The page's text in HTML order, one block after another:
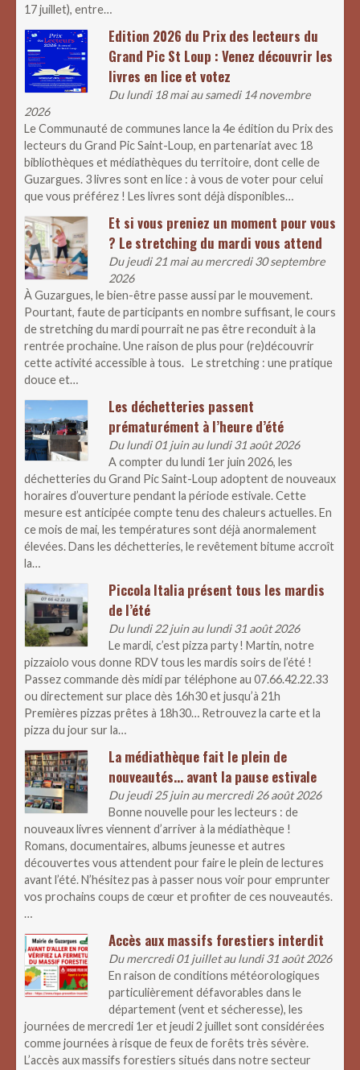
17 juillet), entre…
Edition 2026 du Prix des lecteurs du
Grand Pic St Loup : Venez découvrir les
livres en lice et votez
Du lundi 18 mai au samedi 14 novembre
2026
Le Communauté de communes lance la 4e édition du Prix des
lecteurs du Grand Pic Saint-Loup, en partenariat avec 18
bibliothèques et médiathèques du territoire, dont celle de
Guzargues. 3 livres sont en lice : à vous de voter pour celui
que vous préférez ! Les livres sont déjà disponibles…
Et si vous preniez un moment pour vous
? Le stretching du mardi vous attend
Du jeudi 21 mai au mercredi 30 septembre
2026
À Guzargues, le bien-être passe aussi par le mouvement.
Pourtant, faute de participants en nombre suffisant, le cours
de stretching du mardi pourrait ne pas être reconduit à la
rentrée prochaine. Une raison de plus pour (re)découvrir
cette activité accessible à tous. Le stretching : une pratique
douce et…
Les déchetteries passent
prématurément à l’heure d’été
Du lundi 01 juin au lundi 31 août 2026
A compter du lundi 1er juin 2026, les
déchetteries du Grand Pic Saint-Loup adoptent de nouveaux
horaires d’ouverture pendant la période estivale. Cette
mesure est anticipée compte tenu des chaleurs actuelles. En
ce mois de mai, les températures sont déjà anormalement
élevées. Dans les déchetteries, le revêtement bitume accroît
la…
Piccola Italia présent tous les mardis
de l’été
Du lundi 22 juin au lundi 31 août 2026
Le mardi, c’est pizza party ! Martin, notre
pizzaiolo vous donne RDV tous les mardis soirs de l’été !
Passez commande dès midi par téléphone au 07.66.42.22.33
ou directement sur place dès 16h30 et jusqu’à 21h
Premières pizzas prêtes à 18h30… Retrouvez la carte et la
pizza du jour sur la…
La médiathèque fait le plein de
nouveautés… avant la pause estivale
Du jeudi 25 juin au mercredi 26 août 2026
Bonne nouvelle pour les lecteurs : de
nouveaux livres viennent d’arriver à la médiathèque !
Romans, documentaires, albums jeunesse et autres
découvertes vous attendent pour faire le plein de lectures
avant l’été. N’hésitez pas à passer nous voir pour emprunter
vos prochains coups de cœur et profiter de ces nouveautés.
…
Accès aux massifs forestiers interdit
Du mercredi 01 juillet au lundi 31 août 2026
En raison de conditions météorologiques
particulièrement défavorables dans le
département (vent et sécheresse), les
journées de mercredi 1er et jeudi 2 juillet sont considérées
comme journées à risque de feux de forêts très sévère.
L’accès aux massifs forestiers situés dans notre secteur